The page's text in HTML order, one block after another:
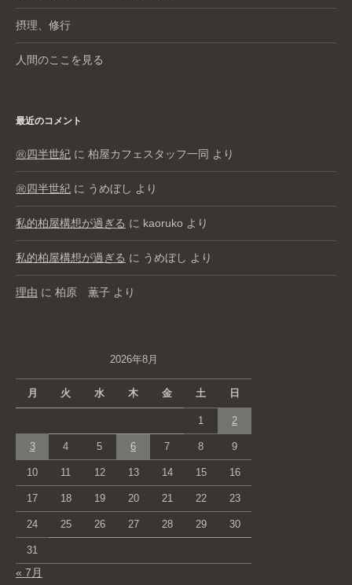
摂理、修行
人間のここを見る
最近のコメント
㊗️四半世紀 に 柏屋カフェスタッフ一同 より
㊗️四半世紀 に うめぼし より
私的柏屋構想が過ぎる に kaoruko より
私的柏屋構想が過ぎる に うめぼし より
理由 に 柏原 薫子 より
2026年8月
月 火 水 木 金 土 日
1 2
3 4 5 6 7 8 9
10 11 12 13 14 15 16
17 18 19 20 21 22 23
24 25 26 27 28 29 30
31
« 7月